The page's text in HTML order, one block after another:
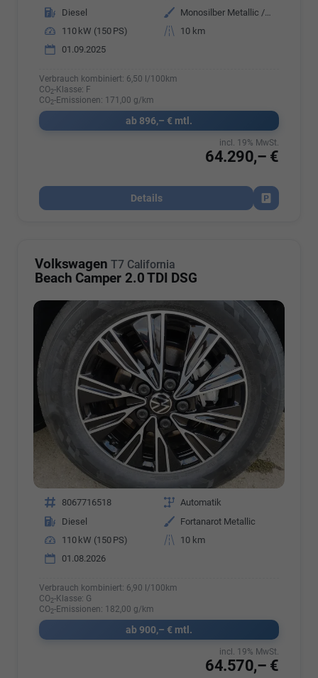
Kraftstoff
Diesel Außenfarbe
Leistung
110 kW (150 PS) Kilometerstand
10 km
01.09.2025
Verbrauch kombiniert: 6,50 l/100km
CO2-Klasse: F
CO2-Emissionen: 171,00 g/km
ab 896,– € mtl.
64.290,– €
incl. 19% MwSt.
Details
Fahrzeug
Volkswagen T7 California
Beach Camper 2.0 TDI DSG
Fahrzeugnr. 8067716518 Getriebe Automatik
Kraftstoff
Diesel Außenfarbe Fortanarot Metallic
Leistung
110 kW (150 PS) Kilometerstand
10 km
01.08.2026
Verbrauch kombiniert: 6,90 l/100km
CO2-Klasse: G
CO2-Emissionen: 182,00 g/km
ab 900,– € mtl.
64.570,– €
incl. 19% MwSt.